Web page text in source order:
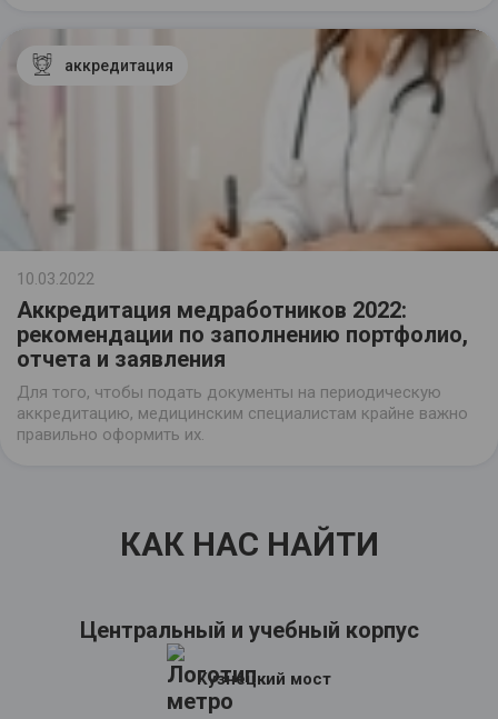
приготовить.
аккредитация
10.03.2022
Аккредитация медработников 2022:
рекомендации по заполнению портфолио,
отчета и заявления
Для того, чтобы подать документы на периодическую
аккредитацию, медицинским специалистам крайне важно
правильно оформить их.
КАК НАС НАЙТИ
Центральный и учебный корпус
Кузнецкий мост